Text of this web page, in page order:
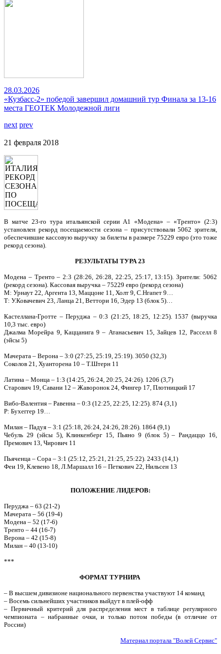
28.03.2026
«Кузбасс-2» победой завершил домашний тур Финала за 13-16
места ГЕОТЕК Молодежной лиги
next prev
21 февраля 2018
В матче 23-го тура итальянской серии А1 «Модена» – «Тренто» (2:3)
установлен рекорд посещаемости сезона – присутствовали 5062 зрителя,
обеспечившие кассовую выручку за билеты в размере 75229 евро (это тоже
рекорд сезона).
РЕЗУЛЬТАТЫ ТУРА 23
Модена – Тренто – 2:3 (28:26, 26:28, 22:25, 25:17, 13:15). Зрители: 5062
(рекорд сезона). Кассовая выручка – 75229 евро (рекорд сезона)
М: Урнаут 22, Аргента 13, Маццоне 11, Холт 9, С.Нгапет 9…
Т: У.Ковачевич 23, Ланца 21, Веттори 16, Эдер 13 (блок 5)…
Кастеллана-Гротте – Перуджа – 0:3 (21:25, 18:25, 12:25). 1537 (выручка
10,3 тыс. евро)
Джалма Морейра 9, Каццанига 9 – Атанасьевич 15, Зайцев 12, Расселл 8
(эйсы 5)
Мачерата – Верона – 3:0 (27:25, 25:19, 25:19). 3050 (32,3)
Соколов 21, Хуанторена 10 – Т.Штерн 11
Латина – Монца – 1:3 (14:25, 26:24, 20:25, 24:26). 1206 (3,7)
Старович 19, Савани 12 – Жаворонок 24, Фингер 17, Плотницкий 17
Вибо-Валентия – Равенна – 0:3 (12:25, 22:25, 12:25). 874 (3,1)
Р: Бухеггер 19…
Милан – Падуя – 3:1 (25:18, 26:24, 24:26, 28:26). 1864 (9,1)
Чебуль 29 (эйсы 5), Клинкенберг 15, Пьяно 9 (блок 5) – Рандаццо 16,
Премович 13, Чирович 11
Пьяченца – Сора – 3:1 (25:12, 25:21, 21:25, 25:22). 2433 (14,1)
Феи 19, Клевено 18, Л.Маршалл 16 – Петкович 22, Нильсен 13
ПОЛОЖЕНИЕ ЛИДЕРОВ:
Перуджа – 63 (21-2)
Мачерата – 56 (19-4)
Модена – 52 (17-6)
Тренто – 44 (16-7)
Верона – 42 (15-8)
Милан – 40 (13-10)
***
ФОРМАТ ТУРНИРА
– В высшем дивизионе национального первенства участвуют 14 команд
– Восемь сильнейших участников выйдут в плей-офф
– Первичный критерий для распределения мест в таблице регулярного
чемпионата – набранные очки, и только потом победы (в отличие от
России)
Материал портала "Волей Сервис"